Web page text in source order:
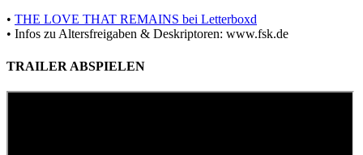
• THE LOVE THAT REMAINS bei Letterboxd
• Infos zu Altersfreigaben & Deskriptoren: www.fsk.de
TRAILER ABSPIELEN